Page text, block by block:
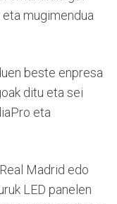
mugimendua
beste enpresa
ditu eta sei
eta
Madrid edo
LED panelen